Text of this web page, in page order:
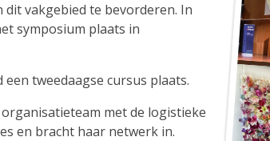
vakgebied te bevorderen. In
symposium plaats in
tweedaagse cursus plaats.
met de logistieke
en bracht haar netwerk in.